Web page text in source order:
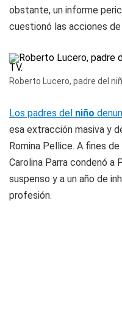
obstante, un informe
cuestionó las acciones
Roberto Lucero, padre del
Los padres del niño
esa extracción masiva y
Romina Pellice. A fines
Carolina Parra condenó a
suspenso y a un año de
profesión.